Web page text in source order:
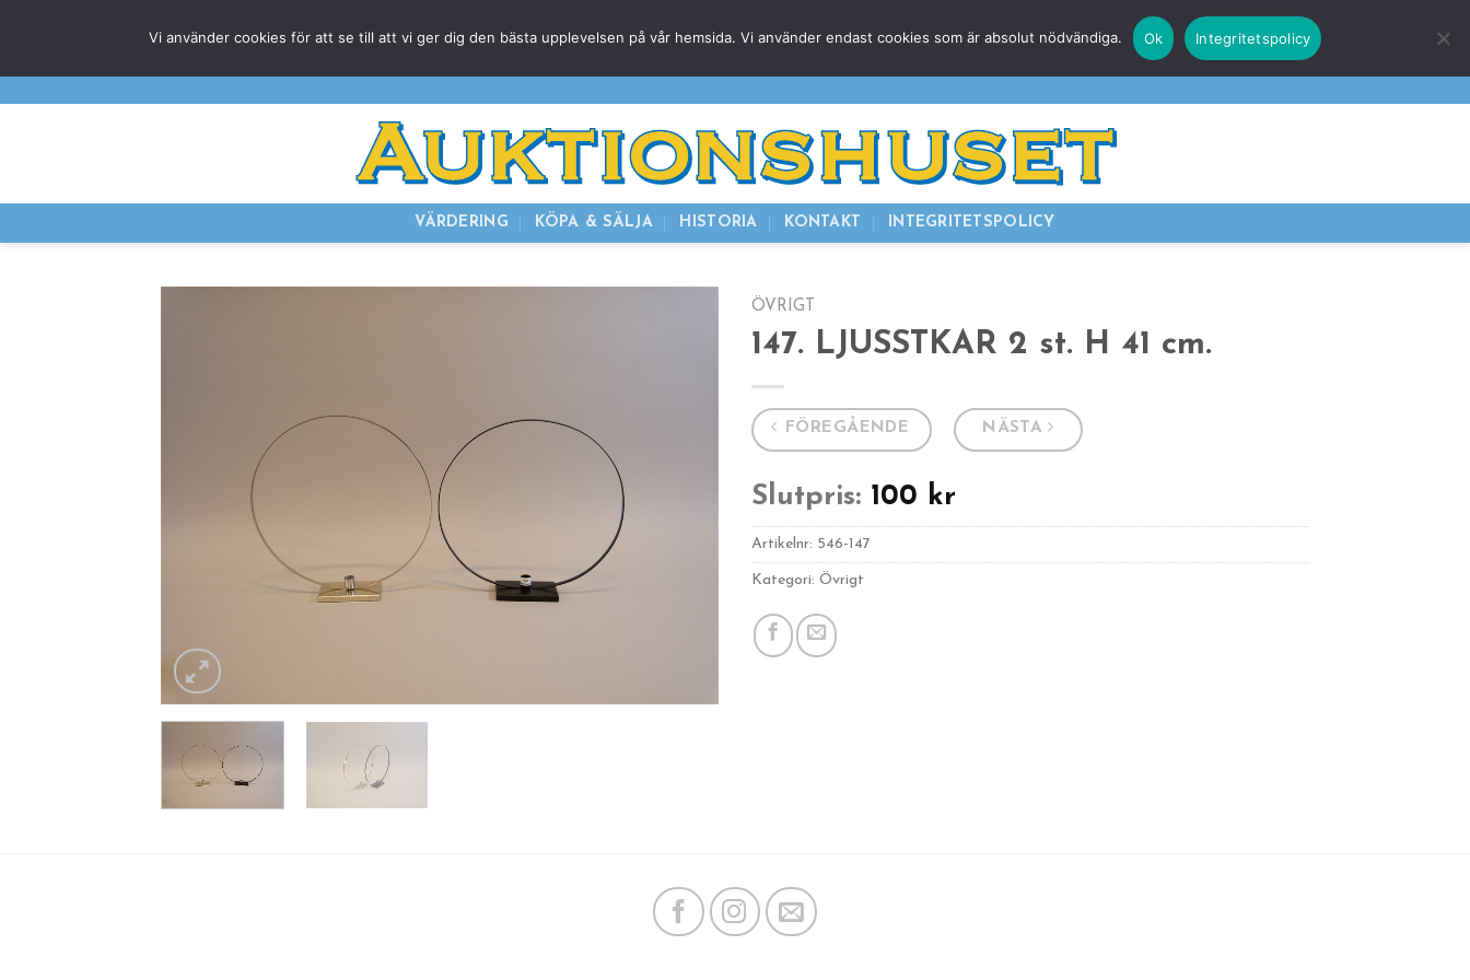
content
NUVARANDE AUKTION LOGGA IN
VÄRDERING KÖPA & SÄLJA HISTORIA KONTAKT INTEGRITETSPOLICY
ÖVRIGT
147. LJUSSTKAR 2 st. H 41 cm.
FÖREGÅENDE NÄSTA
Slutpris: 100 kr
Artikelnr: 546-147
Kategori: Övrigt
Vi använder cookies för att se till att vi ger dig den bästa upplevelsen på vår hemsida. Vi använder endast cookies som är absolut nödvändiga. Ok Integritetspolicy